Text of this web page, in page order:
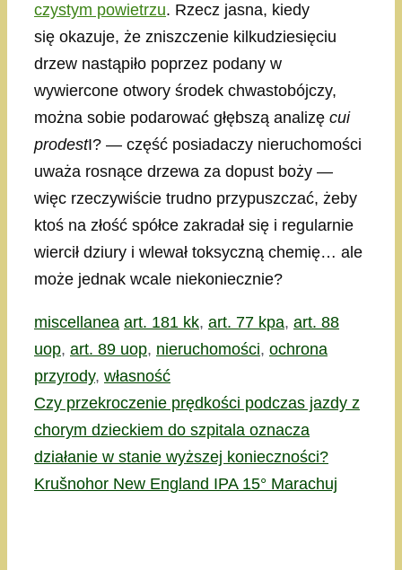
czystym powietrzu. Rzecz jasna, kiedy
się okazuje, że zniszczenie kilkudziesięciu
drzew nastąpiło poprzez podany w
wywiercone otwory środek chwastobójczy,
można sobie podarować głębszą analizę cui
prodestI? — część posiadaczy nieruchomości
uważa rosnące drzewa za dopust boży —
więc rzeczywiście trudno przypuszczać, żeby
ktoś na złość spółce zakradał się i regularnie
wiercił dziury i wlewał toksyczną chemię… ale
może jednak wcale niekoniecznie?
Kategorie
miscellanea Tagi
art. 181 kk, art. 77 kpa, art. 88
uop, art. 89 uop, nieruchomości, ochrona
przyrody, własność
Czy przekroczenie prędkości podczas jazdy z
chorym dzieckiem do szpitala oznacza
działanie w stanie wyższej konieczności?
Krušnohor New England IPA 15° Marachuj